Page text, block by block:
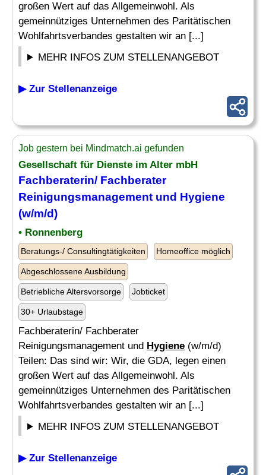
großen Wert auf das Allgemeinwohl. Als
gemeinnütziges Unternehmen des Paritätischen
Wohlfahrtsverbandes gestalten wir an [...]
MEHR INFOS ZUM STELLENANGEBOT
▶ Zur Stellenanzeige
Job gestern bei Mindmatch.ai gefunden
Gesellschaft für Dienste im Alter mbH
Fachberaterin/ Fachberater
Reinigungsmanagement und Hygiene
(w/m/d)
• Ronnenberg
Beratungs-/ Consultingtätigkeiten Homeoffice möglich
Abgeschlossene Ausbildung
Betriebliche Altersvorsorge Jobticket
30+ Urlaubstage
Fachberaterin/ Fachberater
Reinigungsmanagement und Hygiene (w/m/d)
Teilen: Das sind wir: Wir, die GDA, legen einen
großen Wert auf das Allgemeinwohl. Als
gemeinnütziges Unternehmen des Paritätischen
Wohlfahrtsverbandes gestalten wir an [...]
MEHR INFOS ZUM STELLENANGEBOT
▶ Zur Stellenanzeige